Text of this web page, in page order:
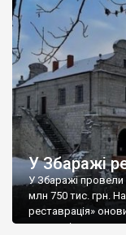
Маціпура.
грн, тривають з
Кам’янець-
облаштуванні
У Збаражі
У Збаражі провели
млн 750 тис. грн.
реставрація»
рову, які